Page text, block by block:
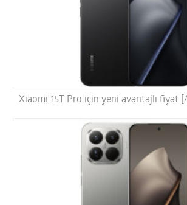
Xiaomi 15T Pro için yeni avantajlı fiyat